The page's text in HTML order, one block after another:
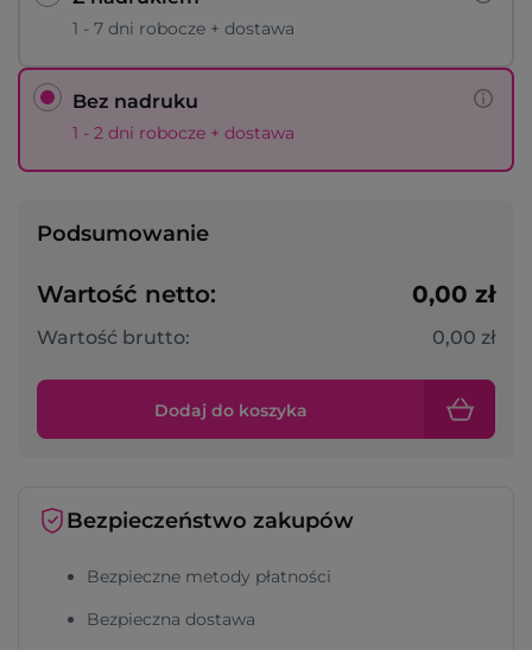
1 - 7 dni robocze + dostawa
Bez nadruku
1 - 2 dni robocze + dostawa
Podsumowanie
Wartość netto: 0,00 zł
Wartość brutto: 0,00 zł
Dodaj do koszyka
Bezpieczeństwo zakupów
Bezpieczne metody płatności
Bezpieczna dostawa